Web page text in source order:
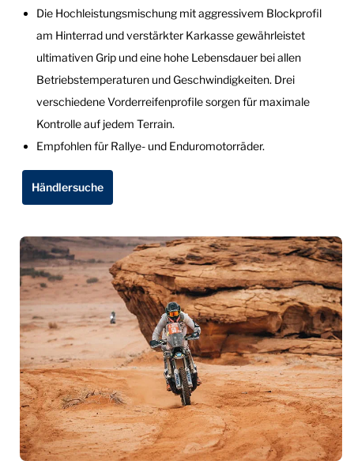
Die Hochleistungsmischung mit aggressivem Blockprofil
am Hinterrad und verstärkter Karkasse gewährleistet
ultimativen Grip und eine hohe Lebensdauer bei allen
Betriebstemperaturen und Geschwindigkeiten. Drei
verschiedene Vorderreifenprofile sorgen für maximale
Kontrolle auf jedem Terrain.
Empfohlen für Rallye- und Enduromotorräder.
Händlersuche